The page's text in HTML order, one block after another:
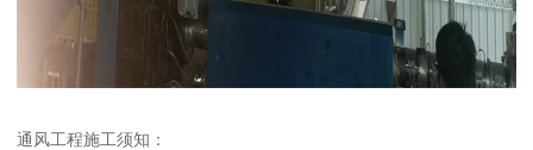
通风工程施工须知：